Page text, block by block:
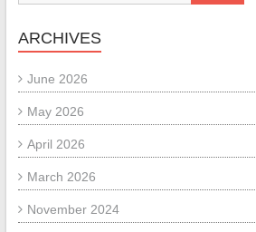
ARCHIVES
June 2026
May 2026
April 2026
March 2026
November 2024